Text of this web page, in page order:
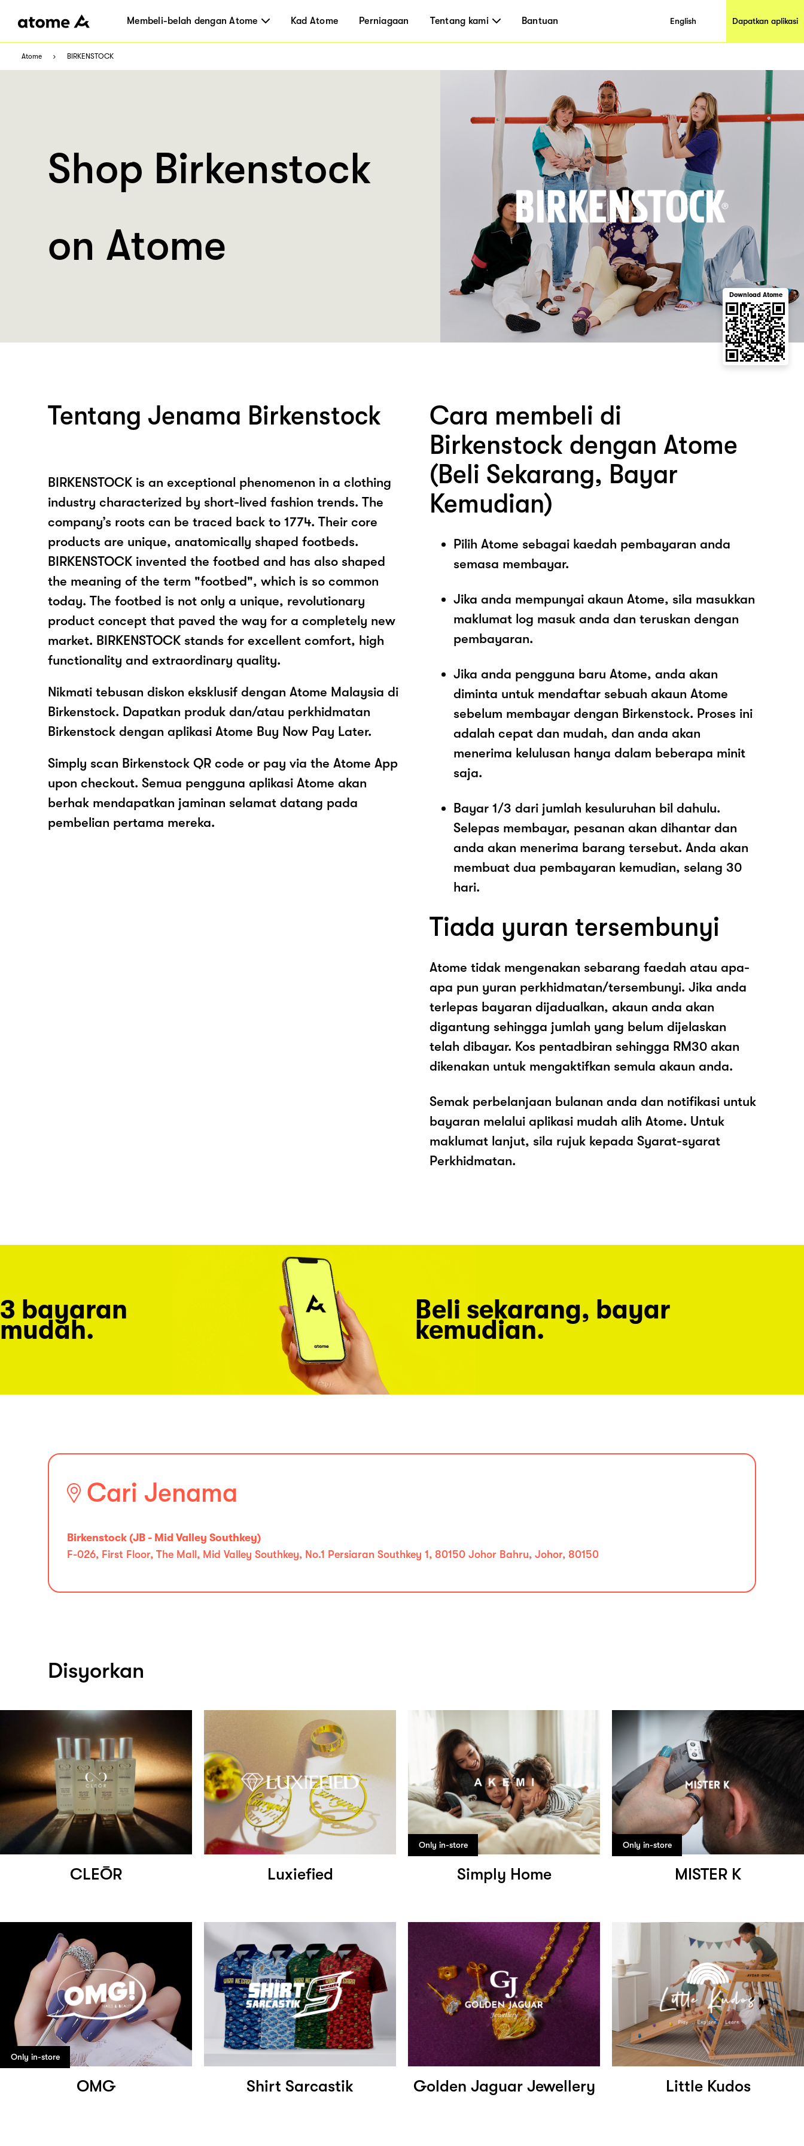
Membeli-belah dengan Atome Kad Atome Perniagaan Tentang kami Bantuan English Dapatkan aplikasi
Atome BIRKENSTOCK
Shop Birkenstock
on Atome
Download Atome
Tentang Jenama Birkenstock
BIRKENSTOCK is an exceptional phenomenon in a clothing
industry characterized by short-lived fashion trends. The
company’s roots can be traced back to 1774. Their core
products are unique, anatomically shaped footbeds.
BIRKENSTOCK invented the footbed and has also shaped
the meaning of the term "footbed", which is so common
today. The footbed is not only a unique, revolutionary
product concept that paved the way for a completely new
market. BIRKENSTOCK stands for excellent comfort, high
functionality and extraordinary quality.
Nikmati tebusan diskon eksklusif dengan Atome Malaysia di
Birkenstock. Dapatkan produk dan/atau perkhidmatan
Birkenstock dengan aplikasi Atome Buy Now Pay Later.
Simply scan Birkenstock QR code or pay via the Atome App
upon checkout. Semua pengguna aplikasi Atome akan
berhak mendapatkan jaminan selamat datang pada
pembelian pertama mereka.
Cara membeli di
Birkenstock dengan Atome
(Beli Sekarang, Bayar
Kemudian)
Pilih Atome sebagai kaedah pembayaran anda
semasa membayar.
Jika anda mempunyai akaun Atome, sila masukkan
maklumat log masuk anda dan teruskan dengan
pembayaran.
Jika anda pengguna baru Atome, anda akan
diminta untuk mendaftar sebuah akaun Atome
sebelum membayar dengan Birkenstock. Proses ini
adalah cepat dan mudah, dan anda akan
menerima kelulusan hanya dalam beberapa minit
saja.
Bayar 1/3 dari jumlah kesuluruhan bil dahulu.
Selepas membayar, pesanan akan dihantar dan
anda akan menerima barang tersebut. Anda akan
membuat dua pembayaran kemudian, selang 30
hari.
Tiada yuran tersembunyi
Atome tidak mengenakan sebarang faedah atau apa-
apa pun yuran perkhidmatan/tersembunyi. Jika anda
terlepas bayaran dijadualkan, akaun anda akan
digantung sehingga jumlah yang belum dijelaskan
telah dibayar. Kos pentadbiran sehingga RM30 akan
dikenakan untuk mengaktifkan semula akaun anda.
Semak perbelanjaan bulanan anda dan notifikasi untuk
bayaran melalui aplikasi mudah alih Atome. Untuk
maklumat lanjut, sila rujuk kepada Syarat-syarat
Perkhidmatan.
3 bayaran
mudah.
Beli sekarang, bayar
kemudian.
Cari Jenama
Birkenstock (JB - Mid Valley Southkey)
F-026, First Floor, The Mall, Mid Valley Southkey, No.1 Persiaran Southkey 1, 80150 Johor Bahru, Johor, 80150
Disyorkan
CLEŌR Luxiefied
Only in-store
Simply Home
Only in-store
MISTER K
Only in-store
OMG Shirt Sarcastik Golden Jaguar Jewellery Little Kudos